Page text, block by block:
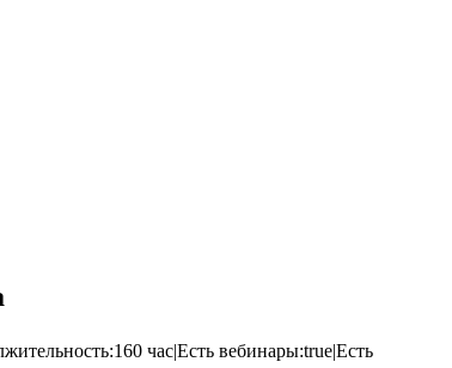
час|Есть вебинары:true|Есть